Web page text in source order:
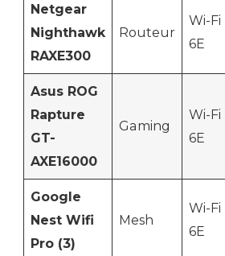
Netgear
Nighthawk
RAXE300
Routeur
Wi-Fi
6E
Asus ROG
Rapture
GT-
AXE16000
Gaming
Wi-Fi
6E
Google
Nest Wifi
Pro (3)
Mesh
Wi-Fi
6E